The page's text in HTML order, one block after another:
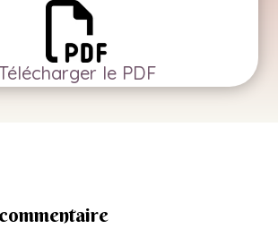
le PDF